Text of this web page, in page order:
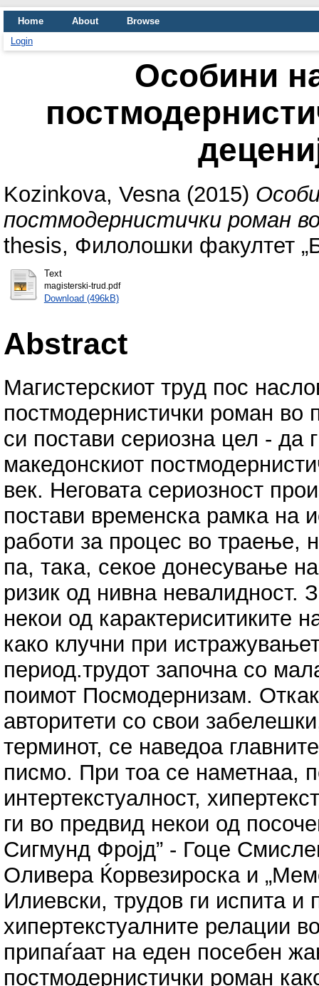
Home About
Browse
Login
Особини
Kozinkova, Vesna(2015)
постмодернистички роман
thesis, Филолошки факултет
Text
magisterski-trud.pdf
Download (496kB)
Abstract
Магистерскиот труд пос
постмодернистички роман во
си постави сериозна цел - да
македонскиот
век. Неговата сериозност
постави временска рамка на
работи за процес во траење,
па, така, секое донесување
ризик од нивна невалидност.
некои од карактериситиките
како клучни при
период.трудот започна со
поимот Посмодернизам.
авторитети со свои
терминот, се наведоа
писмо. При тоа се наметнаа,
интертекстуалност,
ги во предвид некои од
Сигмунд Фројд” - Гоце
Оливера Ќорвезироска и
Илиевски, трудов ги испита и
хипертекстуалните релации
припаѓаат на еден посебен
постмодернистички роман